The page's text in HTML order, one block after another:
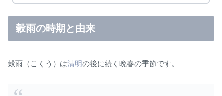
穀雨の時期と由来
穀雨（こくう）は清明の後に続く晩春の季節です。